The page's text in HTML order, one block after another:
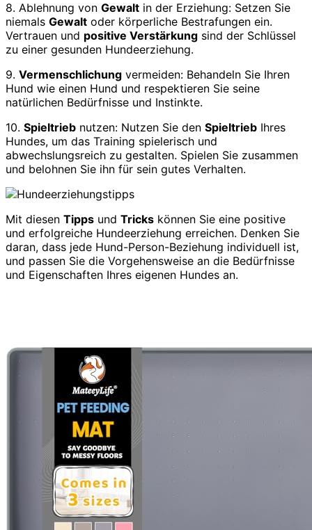
8. Ablehnung von Gewalt in der Erziehung: Setzen Sie
niemals Gewalt oder körperliche Bestrafungen ein.
Vertrauen und positive Verstärkung sind der Schlüssel
zu einer gesunden Hundeerziehung.
9. Vermenschlichung vermeiden: Behandeln Sie Ihren
Hund wie einen Hund und respektieren Sie seine
natürlichen Bedürfnisse und Instinkte.
10. Spieltrieb nutzen: Nutzen Sie den Spieltrieb Ihres
Hundes, um das Training spielerisch und
abwechslungsreich zu gestalten. Spielen Sie zusammen
und belohnen Sie ihn für sein gutes Verhalten.
Mit diesen Tipps und Tricks können Sie eine positive
und erfolgreiche Hundeerziehung erreichen. Denken Sie
daran, dass jede Hund-Person-Beziehung individuell ist,
und passen Sie die Vorgehensweise an die Bedürfnisse
und Eigenschaften Ihres eigenen Hundes an.